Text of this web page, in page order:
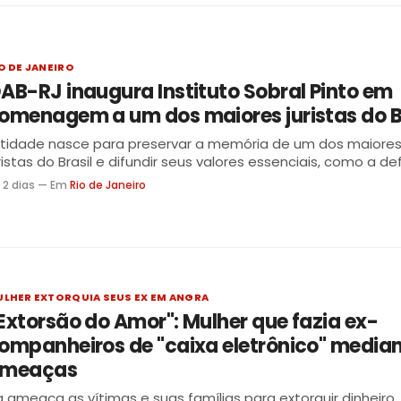
DE JANEIRO
RJ inaugura Instituto Sobral Pinto em
a um dos maiores juristas do
nasce para preservar a memória de um dos maiores
do Brasil e difundir seus valores essenciais, como a
dos direitos fundamentais
2 dias — Em Rio de Janeiro
EXTORQUIA SEUS EX EM ANGRA
do Amor": Mulher que fazia ex-
de "caixa eletrônico"